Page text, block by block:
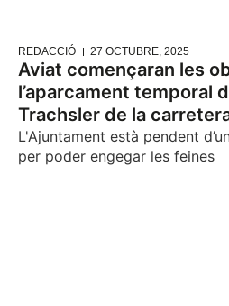
REDACCIÓ 27 OCTUBRE, 2025
Aviat començaran les
l’aparcament temporal
Trachsler de la
L'Ajuntament està pendent
per poder engegar les feines